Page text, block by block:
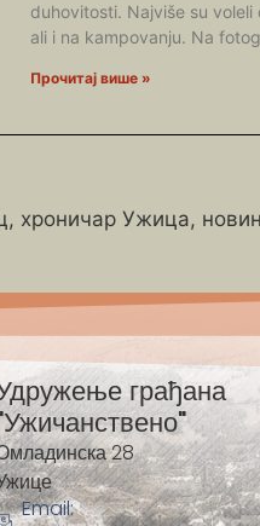
duhovitosti. Najviše su
ali i na kampovanju. Na
Прочитај више »
хроничар Ужица,
грађана
28
Email: